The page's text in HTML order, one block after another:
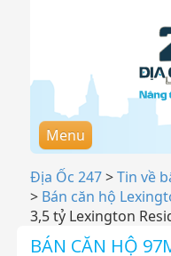
Menu
Địa Ốc 247>Tin về
> Bán căn hộ
3,5 tỷ Lexington
BÁN CĂN HỘ